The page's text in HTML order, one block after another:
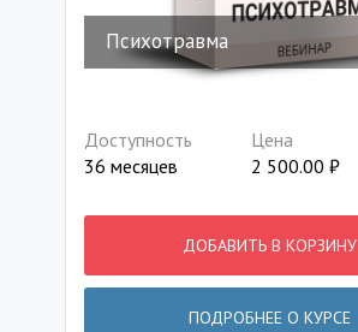
Психотравма
Доступность
36 месяцев
Цена
2 500.00 ₽
ДОБАВИТЬ В КОРЗИНУ
ПОДРОБНЕЕ О КУРСЕ